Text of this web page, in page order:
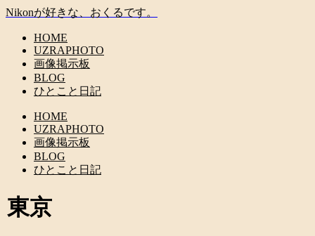
Nikonが好きな、おくるです。
HOME
UZRAPHOTO
画像掲示板
BLOG
ひとこと日記
HOME
UZRAPHOTO
画像掲示板
BLOG
ひとこと日記
東京